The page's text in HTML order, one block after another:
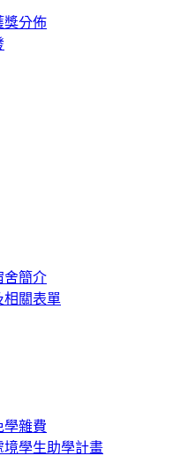
獎分佈
舍簡介
相關表單
學雜費
境學生助學計畫